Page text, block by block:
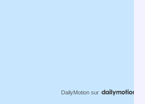
DailyMotion sur